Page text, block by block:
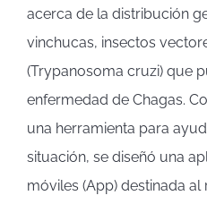
acerca de la distribución
vinchucas, insectos
(Trypanosoma cruzi) que
enfermedad de Chagas.
una herramienta para
situación, se diseñó una
móviles (App) destinada